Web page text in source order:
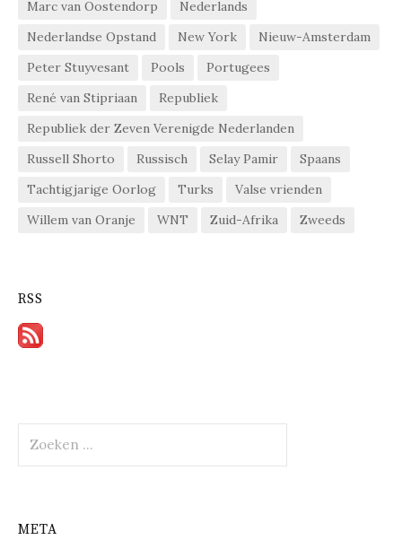
Marc van Oostendorp
Nederlands
Nederlandse Opstand
New York
Nieuw-Amsterdam
Peter Stuyvesant
Pools
Portugees
René van Stipriaan
Republiek
Republiek der Zeven Verenigde Nederlanden
Russell Shorto
Russisch Selay Pamir
Spaans
Tachtigjarige Oorlog
Turks
Valse vrienden
Willem van Oranje
WNT Zuid-Afrika Zweeds
RSS
naar:
META